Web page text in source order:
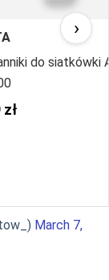
do siatkówki
›
March 7,